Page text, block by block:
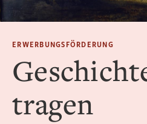
ERWERBUNGSFÖRDERUNG
tragen